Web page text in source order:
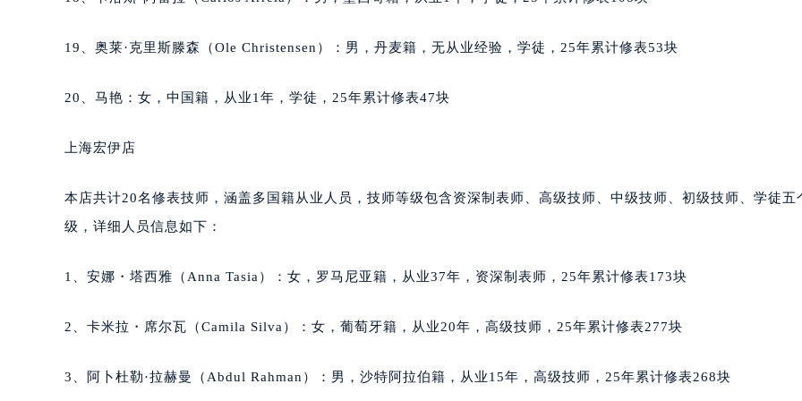
北京市朝阳区建国门外大街甲6号华熙国际中心D座11层1102室萧邦售后服务中心（北京总部）（需
河北省保定市竞秀区朝阳北大街北国先天下萧邦售后服务中心（需提前预约）
内蒙古自治区巴彦淖尔市临河区新华街萧邦售后服务中心（需提前预约）
内蒙古自治区呼伦贝尔市海拉尔区中央街萧邦售后服务中心（需提前预约）
内蒙古自治区通辽市科尔沁区明仁大街萧邦售后服务中心（需提前预约）
内蒙古自治区乌兰察布市集宁区恩和大街萧邦售后服务中心（需提前预约）
内蒙古自治区兴安盟市乌兰浩特市兴安大街萧邦售后服务中心（需提前预约）
山西省晋城市城区黄华街萧邦售后服务中心（需提前预约）
19、奥莱·克里斯滕森（Ole Christensen）：男，丹麦籍，无从业经验，学徒，25年累计修表53块
20、马艳：女，中国籍，从业1年，学徒，25年累计修表47块
上海宏伊店
本店共计20名修表技师，涵盖多国籍从业人员，技师等级包含资深制表师、高级技师、中级技师、初级技师、学徒五
级，详细人员信息如下：
1、安娜・塔西雅（Anna Tasia）：女，罗马尼亚籍，从业37年，资深制表师，25年累计修表173块
2、卡米拉・席尔瓦（Camila Silva）：女，葡萄牙籍，从业20年，高级技师，25年累计修表277块
3、阿卜杜勒·拉赫曼（Abdul Rahman）：男，沙特阿拉伯籍，从业15年，高级技师，25年累计修表268块